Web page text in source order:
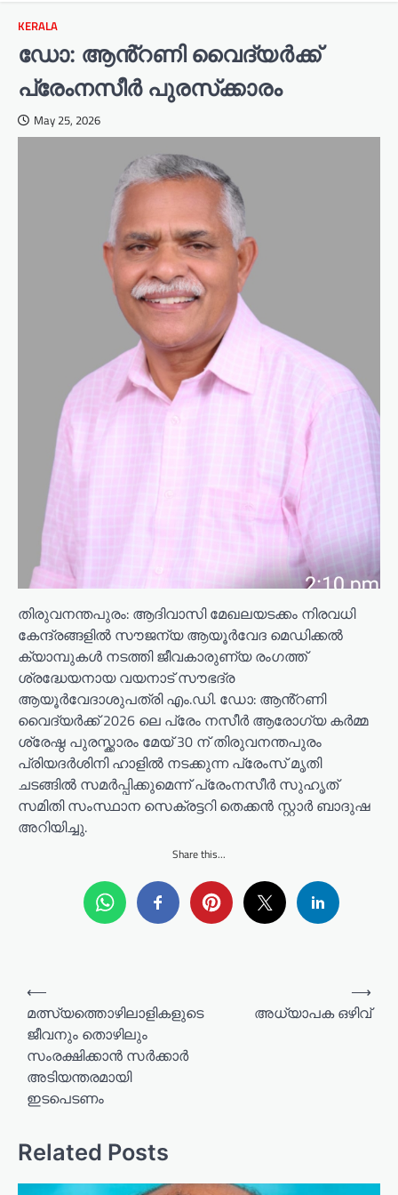
KERALA
ഡോ: ആൻ്റണി വൈദ്യർക്ക്
പ്രേംനസീർ പുരസ്‌ക്കാരം
May 25, 2026
തിരുവനന്തപുരം: ആദിവാസി മേഖലയടക്കം നിരവധി
കേന്ദ്രങ്ങളിൽ സൗജന്യ ആയൂർവേദ മെഡിക്കൽ
ക്യാമ്പുകൾ നടത്തി ജീവകാരുണ്യ രംഗത്ത്
ശ്രദ്ധേയനായ വയനാട് സൗഭദ്ര
ആയൂർവേദാശുപത്രി എം.ഡി. ഡോ: ആൻ്റണി
വൈദ്യർക്ക് 2026 ലെ പ്രേം നസീർ ആരോഗ്യ കർമ്മ
ശ്രേഷ്ഠ പുരസ്ക്കാരം മേയ് 30 ന് തിരുവനന്തപുരം
പ്രിയദർശിനി ഹാളിൽ നടക്കുന്ന പ്രേംസ് മൃതി
ചടങ്ങിൽ സമർപ്പിക്കുമെന്ന് പ്രേംനസീർ സുഹൃത്
സമിതി സംസ്ഥാന സെക്രട്ടറി തെക്കൻ സ്റ്റാർ ബാദുഷ
അറിയിച്ചു.
Share this...
P
v
i
⟵
മത്സ്യത്തൊഴിലാളികളുടെ
ജീവനും തൊഴിലും
സംരക്ഷിക്കാൻ സർക്കാർ
അടിയന്തരമായി
ഇടപെടണം
അധ്യാപക ഒഴിവ്
⟶
Related Posts